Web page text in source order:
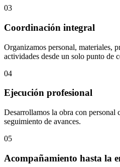
03
Coordinación integral
Organizamos personal, materiales,
actividades desde un solo punto de
04
Ejecución profesional
Desarrollamos la obra con personal
seguimiento de avances.
05
Acompañamiento hasta la